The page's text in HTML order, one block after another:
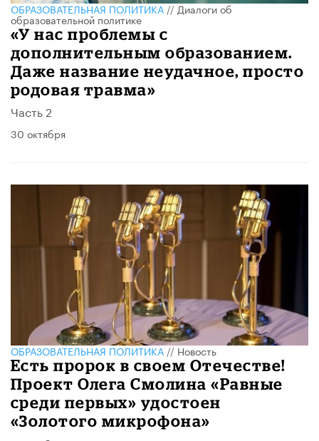
ОБРАЗОВАТЕЛЬНАЯ ПОЛИТИКА//Диалоги об
образовательной политике
«У нас проблемы с
дополнительным образованием.
Даже название неудачное, просто
родовая травма»
Часть 2
30 октября
ОБРАЗОВАТЕЛЬНАЯ ПОЛИТИКА//Новость
Есть пророк в своем Отечестве!
Проект Олега Смолина «Равные
среди первых» удостоен
«Золотого микрофона»